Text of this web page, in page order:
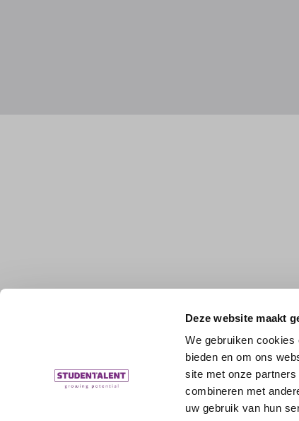
Deze website maakt
We gebruiken
bieden en om ons
site met onze
combineren met
uw gebruik van hun